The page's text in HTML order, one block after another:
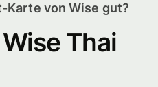
Thai
Karte von Wise gut?